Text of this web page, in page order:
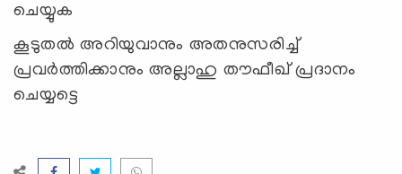
ചെയ്യുക
കൂടുതൽ അറിയുവാനും അതനുസരിച്ച്
പ്രവർത്തിക്കാനും അല്ലാഹു തൗഫീഖ് പ്രദാനം
ചെയ്യട്ടെ